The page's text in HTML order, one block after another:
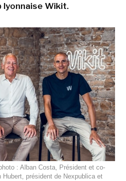
Wikit.
: Alban Costa, Président et co-
président de Nexpublica et